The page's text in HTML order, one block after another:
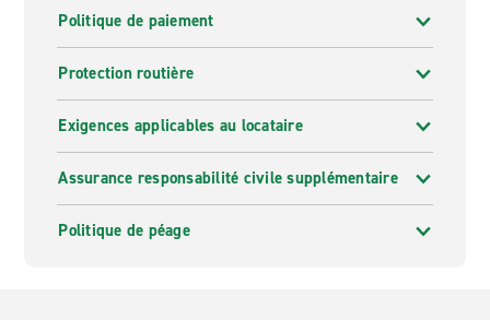
Politique de paiement
Protection routière
Exigences applicables au locataire
Assurance responsabilité civile supplémentaire
Politique de péage